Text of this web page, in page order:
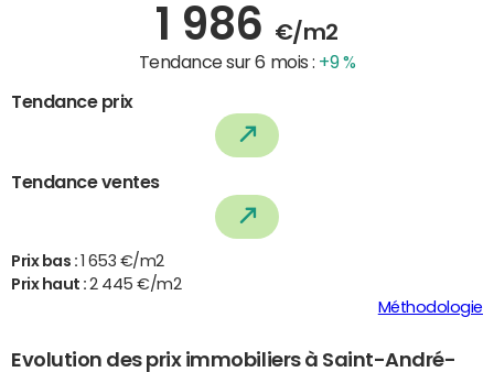
1 986 €/m2
Tendance sur 6 mois : +9 %
Tendance prix
Tendance ventes
Prix bas :
1 653 €/m2
Prix haut :2 445 €/m2
Méthodologie
Evolution des prix immobiliers à Saint-André-